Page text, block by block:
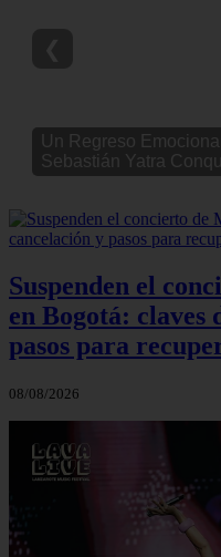
Un Regreso
Sebastián Yatra
Suspenden el
en Bogotá: claves
pasos para
08/08/2026